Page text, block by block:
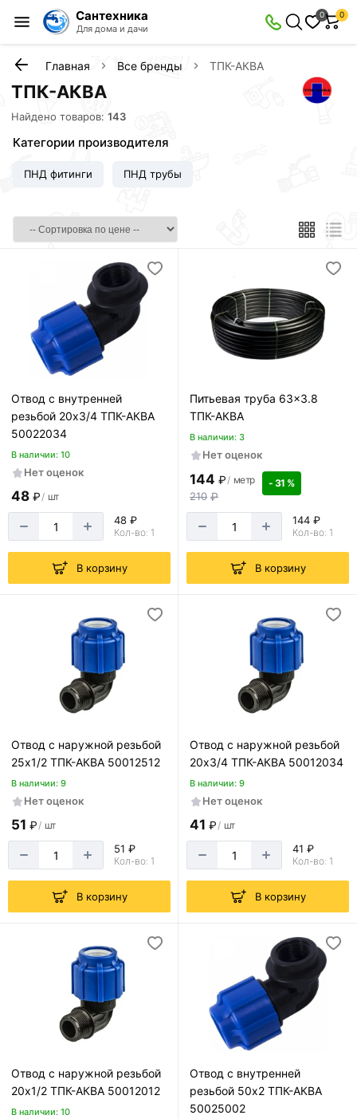
Сантехника
Для дома и дачи
0 0
Главная Все бренды ТПК-АКВА
ТПК-АКВА
Найдено товаров:143
Категории производителя
ПНД фитинги ПНД трубы
Отвод с внутренней
резьбой 20х3/4 ТПК-АКВА
50022034
В наличии: 10
Нет оценок
48 ₽/ шт
48 ₽
Кол-во: 1
В корзину
Питьевая труба 63x3.8
ТПК-АКВА
В наличии: 3
Нет оценок
144 ₽ / метр
210 ₽
- 31 %
144 ₽
Кол-во: 1
В корзину
Отвод с наружной резьбой
25х1/2 ТПК-АКВА 50012512
В наличии: 9
Нет оценок
51 ₽/ шт
51 ₽
Кол-во: 1
В корзину
Отвод с наружной резьбой
20х3/4 ТПК-АКВА 50012034
В наличии: 9
Нет оценок
41 ₽/ шт
41 ₽
Кол-во: 1
В корзину
Отвод с наружной резьбой
20х1/2 ТПК-АКВА 50012012
В наличии: 10
Отвод с внутренней
резьбой 50х2 ТПК-АКВА
50025002